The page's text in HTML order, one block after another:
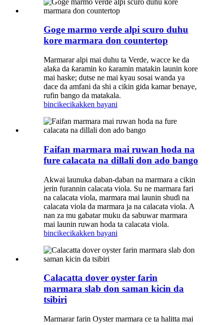
Goge marmo verde alpi scuro duhu
kore marmara don countertop
Marmarar alpi mai duhu ta Verde, wacce ke da
alaƙa da ƙaramin ko ƙaramin matakin launin kore
mai haske; dutse ne mai kyau sosai wanda ya
dace da amfani da shi a cikin gida kamar benaye,
rufin bango da matakala.
bincikecikakken bayani
Faifan marmara mai ruwan hoda na
fure calacata na dillali don ado bango
Akwai launuka daban-daban na marmara a cikin
jerin furannin calacata viola. Su ne marmara fari
na calacata viola, marmara mai launin shuɗi na
calacata viola da marmara ja na calacata viola. A
nan za mu gabatar muku da sabuwar marmara
mai launin ruwan hoda ta calacata viola.
bincikecikakken bayani
Calacatta dover oyster farin
marmara slab don saman kicin da
tsibiri
Marmarar farin Oyster marmara ce ta halitta mai